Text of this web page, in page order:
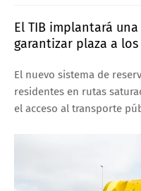
El TIB implantará
garantizar plaza a
El nuevo sistema de
residentes en rutas
el acceso al transporte